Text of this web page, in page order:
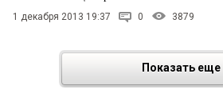
1 декабря 2013 19:37 0 3879
Показать еще